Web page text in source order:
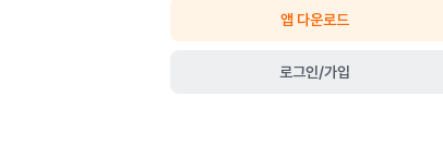
앱 다운로드
로그인/가입